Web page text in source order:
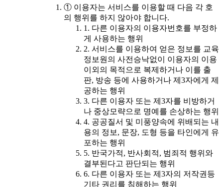
① 이용자는 서비스를 이용할 때 다음 각 호
의 행위를 하지 않아야 합니다.
1. 다른 이용자의 이용자번호를 부정하
게 사용하는 행위
2. 서비스를 이용하여 얻은 정보를 교육
정보원의 사전승낙없이 이용자의 이용
이외의 목적으로 복제하거나 이를 출
판, 방송 등에 사용하거나 제3자에게 제
공하는 행위
3. 다른 이용자 또는 제3자를 비방하거
나 중상모략으로 명예를 손상하는 행위
4. 공공질서 및 미풍양속에 위배되는 내
용의 정보, 문장, 도형 등을 타인에게 유
포하는 행위
5. 반국가적, 반사회적, 범죄적 행위와
결부된다고 판단되는 행위
6. 다른 이용자 또는 제3자의 저작권등
기타 권리를 침해하는 행위